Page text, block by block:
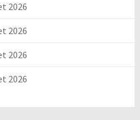
2026
2026
2026
2026